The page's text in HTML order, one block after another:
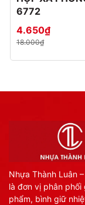
6772
4.650₫
18.000₫
Nhựa Thành Luân
là đơn vị phân
phẩm, bình giữ